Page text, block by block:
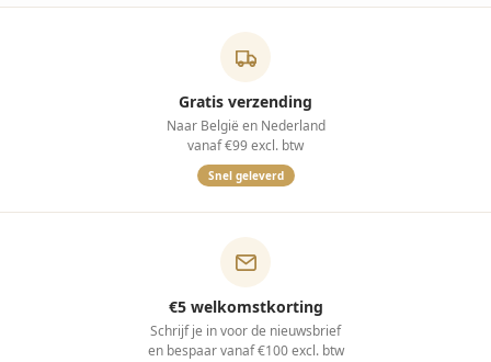
Gratis verzending
Naar België en Nederland
vanaf €99 excl. btw
Snel geleverd
€5 welkomstkorting
Schrijf je in voor de nieuwsbrief
en bespaar vanaf €100 excl. btw